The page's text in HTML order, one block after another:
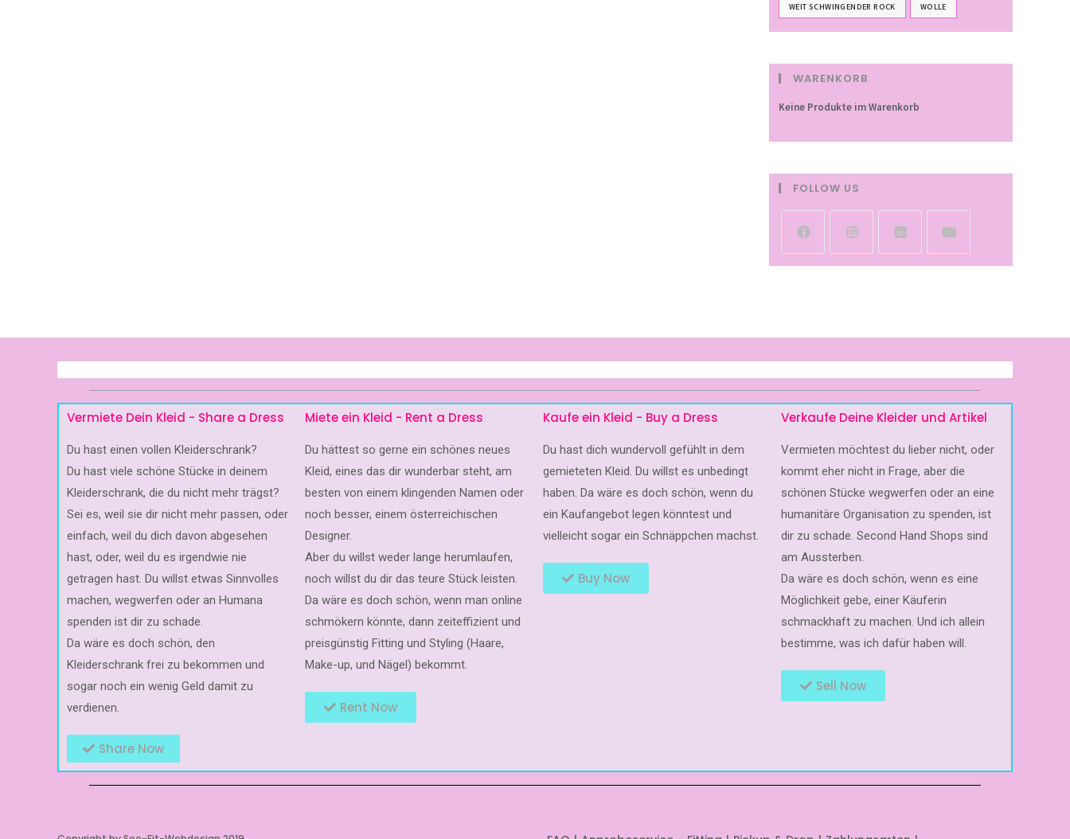
WEIT SCHWINGENDER ROCK WOLLE
WARENKORB
Keine Produkte im Warenkorb
FOLLOW US
Vermiete Dein Kleid - Share a Dress
Du hast einen vollen Kleiderschrank?
Du hast viele schöne Stücke in deinem
Kleiderschrank, die du nicht mehr trägst?
Sei es, weil sie dir nicht mehr passen, oder
einfach, weil du dich davon abgesehen
hast, oder, weil du es irgendwie nie
getragen hast. Du willst etwas Sinnvolles
machen, wegwerfen oder an Humana
spenden ist dir zu schade.
Da wäre es doch schön, den
Kleiderschrank frei zu bekommen und
sogar noch ein wenig Geld damit zu
verdienen.
Share Now
Miete ein Kleid - Rent a Dress
Du hättest so gerne ein schönes neues
Kleid, eines das dir wunderbar steht, am
besten von einem klingenden Namen oder
noch besser, einem österreichischen
Designer.
Aber du willst weder lange herumlaufen,
noch willst du dir das teure Stück leisten.
Da wäre es doch schön, wenn man online
schmökern könnte, dann zeiteffizient und
preisgünstig Fitting und Styling (Haare,
Make-up, und Nägel) bekommt.
Rent Now
Kaufe ein Kleid - Buy a Dress
Du hast dich wundervoll gefühlt in dem
gemieteten Kleid. Du willst es unbedingt
haben. Da wäre es doch schön, wenn du
ein Kaufangebot legen könntest und
vielleicht sogar ein Schnäppchen machst.
Buy Now
Verkaufe Deine Kleider und Artikel
Vermieten möchtest du lieber nicht, oder
kommt eher nicht in Frage, aber die
schönen Stücke wegwerfen oder an eine
humanitäre Organisation zu spenden, ist
dir zu schade. Second Hand Shops sind
am Aussterben.
Da wäre es doch schön, wenn es eine
Möglichkeit gebe, einer Käuferin
schmackhaft zu machen. Und ich allein
bestimme, was ich dafür haben will.
Sell Now